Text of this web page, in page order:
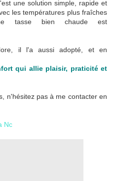
une solution simple, rapide et
les températures plus fraîches
tasse bien chaude est
il l'a aussi adopté, et en
qui allie plaisir, praticité et
n'hésitez pas à me contacter en
Nc